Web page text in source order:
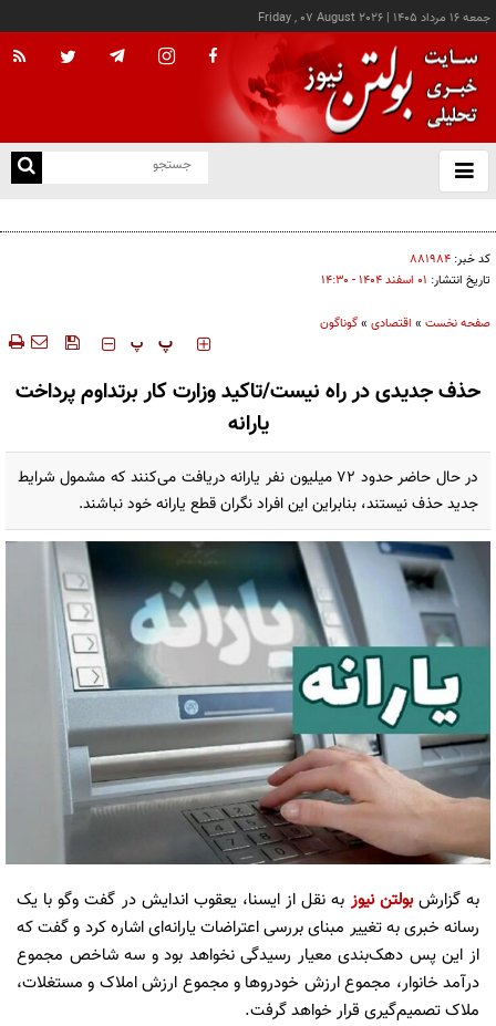
جمعه ۱۶ مرداد ۱۴۰۵ |
Friday , 07 August 2026
باز
و
کد خبر: ۸۸۱۹۸۴
تاریخ انتشار: ۰۱ اسفند ۱۴۰۴ - ۱۴:۳۰
صفحه نخست » اقتصادی »گوناگون
‍‍‍ پ پ
حذف جدیدی در راه نیست/تاکید وزارت کار برتداوم پرداخت
یارانه
در حال حاضر حدود ۷۲ میلیون نفر یارانه دریافت می‌کنند که مشمول شرایط
جدید حذف نیستند، بنابراین این افراد نگران قطع یارانه خود نباشند.
به گزارشبولتن نیوز به نقل از ایسنا، یعقوب اندایش در گفت وگو با یک
رسانه خبری به تغییر مبنای بررسی اعتراضات یارانه‌ای اشاره کرد و گفت که
از این پس دهک‌بندی معیار رسیدگی نخواهد بود و سه شاخص مجموع
درآمد خانوار، مجموع ارزش خودروها و مجموع ارزش املاک و مستغلات،
ملاک تصمیم‌گیری قرار خواهد گرفت.